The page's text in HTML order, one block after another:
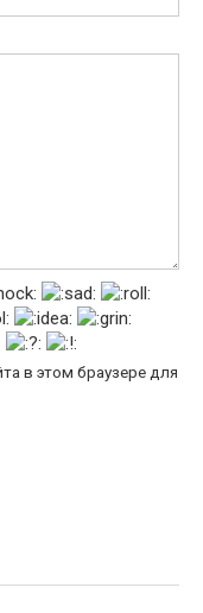
в этом браузере для